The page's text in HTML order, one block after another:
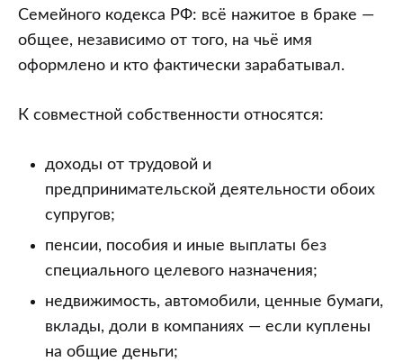
Семейного кодекса РФ: всё нажитое в браке —
общее, независимо от того, на чьё имя
оформлено и кто фактически зарабатывал.
К совместной собственности относятся:
доходы от трудовой и
предпринимательской деятельности обоих
супругов;
пенсии, пособия и иные выплаты без
специального целевого назначения;
недвижимость, автомобили, ценные бумаги,
вклады, доли в компаниях — если куплены
на общие деньги;